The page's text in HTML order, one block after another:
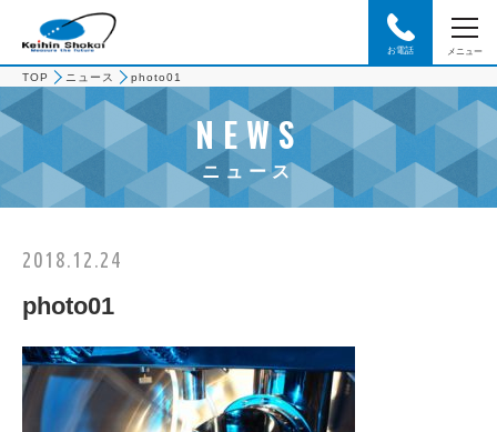
メニュー
お電話
TOP ニュース photo01
NEWS
ニュース
2018.12.24
photo01